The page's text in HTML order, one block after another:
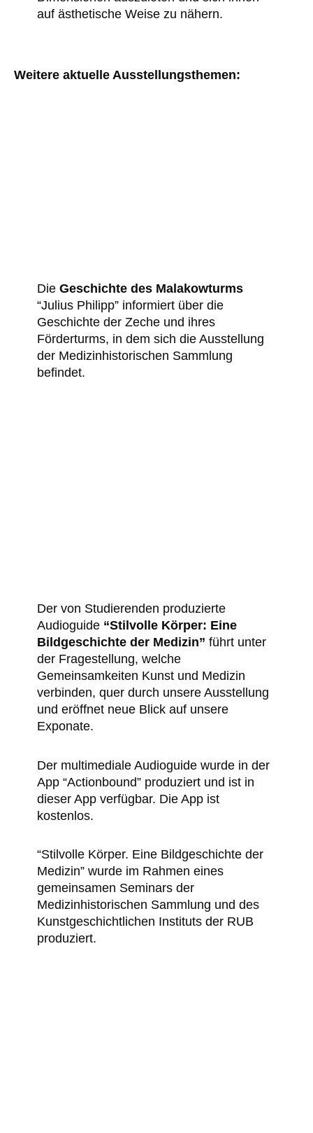
auf ästhetische Weise zu nähern.
Weitere aktuelle Ausstellungsthemen:
Die Geschichte des Malakowturms
“Julius Philipp” informiert über die
Geschichte der Zeche und ihres
Förderturms, in dem sich die Ausstellung
der Medizinhistorischen Sammlung
befindet.
Der von Studierenden produzierte
Audioguide “Stilvolle Körper: Eine
Bildgeschichte der Medizin” führt unter
der Fragestellung, welche
Gemeinsamkeiten Kunst und Medizin
verbinden, quer durch unsere Ausstellung
und eröffnet neue Blick auf unsere
Exponate.
Der multimediale Audioguide wurde in der
App “Actionbound” produziert und ist in
dieser App verfügbar. Die App ist
kostenlos.
“Stilvolle Körper. Eine Bildgeschichte der
Medizin” wurde im Rahmen eines
gemeinsamen Seminars der
Medizinhistorischen Sammlung und des
Kunstgeschichtlichen Instituts der RUB
produziert.